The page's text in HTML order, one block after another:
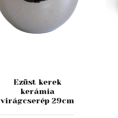
Ezüst kerek
kerámia
virágcserép 29cm